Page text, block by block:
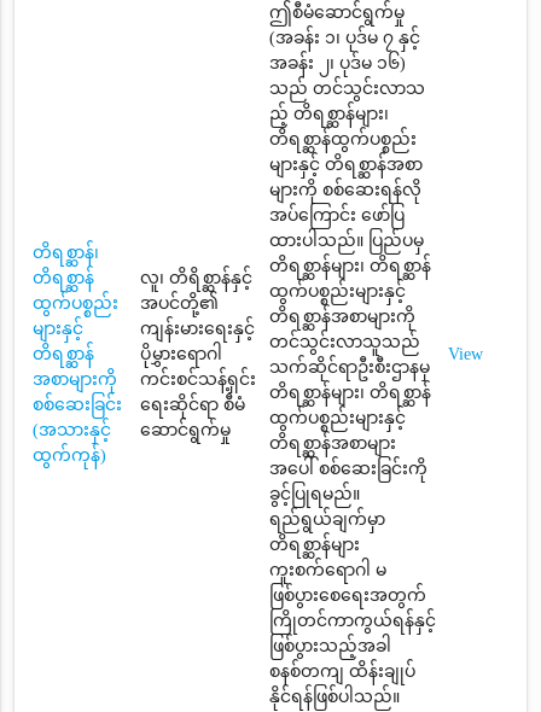
တိရစ္ဆာန်၊
တိရစ္ဆာန်
ထွက်ပစ္စည်း
များနှင့်
တိရစ္ဆာန်
အစာများကို
စစ်ဆေးခြင်း
(အသားနှင့်
ထွက်ကုန်)
လူ၊ တိရိစ္ဆာန်နှင့်
အပင်တို့၏
ကျန်းမားရေးနှင့်
ပိုမွှားရောဂါ
ကင်းစင်သန့်ရှင်း
ရေးဆိုင်ရာ စီမံ
ဆောင်ရွက်မှု
ဤစီမံဆောင်ရွက်မှု
(အခန်း ၁၊ ပုဒ်မ ၇ နှင့်
အခန်း ၂၊ ပုဒ်မ ၁၆)
သည် တင်သွင်းလာသ
ည့် တိရစ္ဆာန်များ၊
တိရစ္ဆာန်ထွက်ပစ္စည်း
များနှင့် တိရစ္ဆာန်အစာ
များကို စစ်ဆေးရန်လို
အပ်ကြောင်း ဖော်ပြ
ထားပါသည်။ ပြည်ပမှ
တိရစ္ဆာန်များ၊ တိရစ္ဆာန်
ထွက်ပစ္စည်းများနှင့်
တိရစ္ဆာန်အစာများကို
တင်သွင်းလာသူသည်
သက်ဆိုင်ရာဦးစီးဌာနမှ
တိရစ္ဆာန်များ၊ တိရစ္ဆာန်
ထွက်ပစ္စည်းများနှင့်
တိရစ္ဆာန်အစာများ
အပေါ် စစ်ဆေးခြင်းကို
ခွင့်ပြုရမည်။
ရည်ရွယ်ချက်မှာ
တိရစ္ဆာန်များ
ကူးစက်ရောဂါ မ
ဖြစ်ပွားစေရေးအတွက်
ကြိုတင်ကာကွယ်ရန်နှင့်
ဖြစ်ပွားသည့်အခါ
စနစ်တကျ ထိန်းချုပ်
နိုင်ရန်ဖြစ်ပါသည်။
View